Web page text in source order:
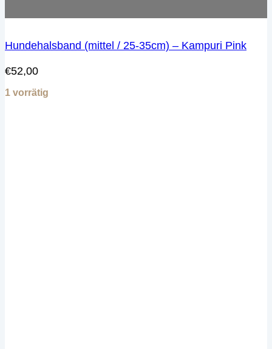
Hundehalsband (mittel / 25-35cm) – Kampuri Pink
€52,00
1 vorrätig